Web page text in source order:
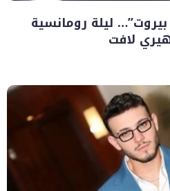
ليلة رومانسية
لافت